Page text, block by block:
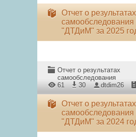
Отчет о результатах
"ДТДиМ" за 2025
Отчет о результатах
самообследования
61
30 dtdim26
Отчет о результатах
"ДТДиМ" за 2024